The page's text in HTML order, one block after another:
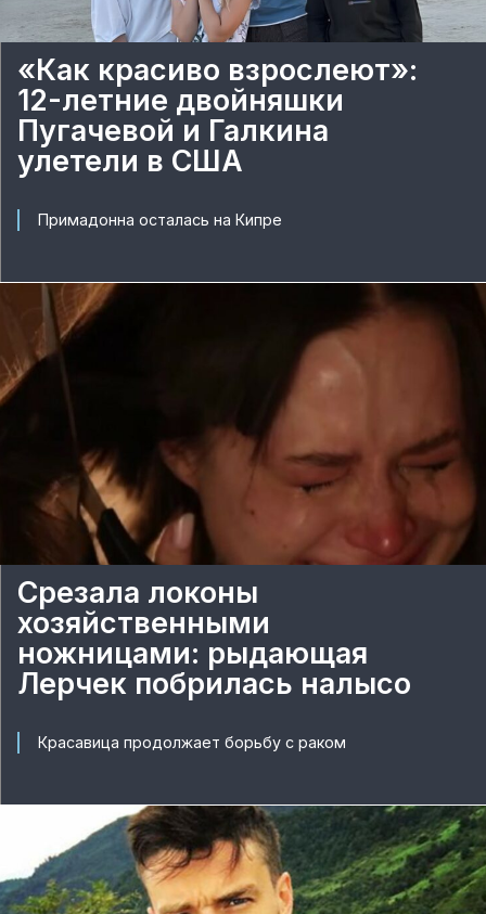
«Как красиво взрослеют»:
12-летние двойняшки
Пугачевой и Галкина
улетели в США
Примадонна осталась на Кипре
Срезала локоны
хозяйственными
ножницами: рыдающая
Лерчек побрилась налысо
Красавица продолжает борьбу с раком